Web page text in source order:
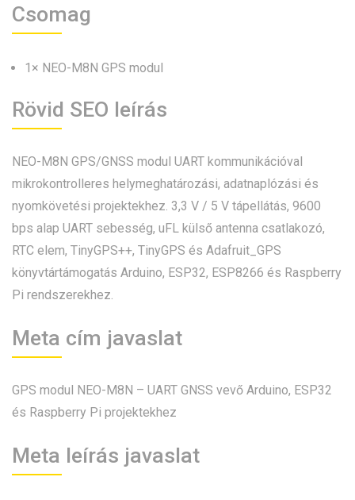
Csomag
1× NEO-M8N GPS modul
Rövid SEO leírás
NEO-M8N GPS/GNSS modul UART kommunikációval
mikrokontrolleres helymeghatározási, adatnaplózási és
nyomkövetési projektekhez. 3,3 V / 5 V tápellátás, 9600
bps alap UART sebesség, uFL külső antenna csatlakozó,
RTC elem, TinyGPS++, TinyGPS és Adafruit_GPS
könyvtártámogatás Arduino, ESP32, ESP8266 és Raspberry
Pi rendszerekhez.
Meta cím javaslat
GPS modul NEO-M8N – UART GNSS vevő Arduino, ESP32
és Raspberry Pi projektekhez
Meta leírás javaslat